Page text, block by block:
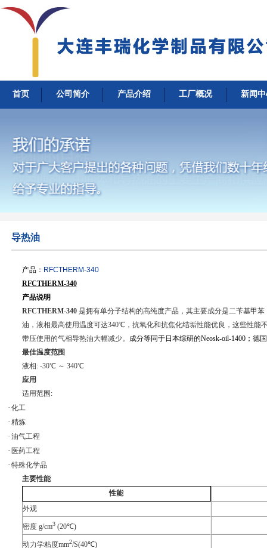
首页 公司简介 产品介绍 工厂概况 新闻
导热油
产品： RFCTHERM-340
RFCTHERM-340
产品说明
RFCTHERM-340 是拥有单分子结构的高纯度产品，其主要成分是二苄基甲
油，液相最高使用温度可达340℃，抗氧化和抗焦化结垢性能优良，这些性能
带压使用的气相导热油大幅减少。
成分等同于日本综研的Neosk-oil-1400；德
最佳温度范围
液相: -30℃ ～ 340℃
应用
适用范围 :
· 化工
· 精炼
· 油气工程
· 医药工程
· 特殊化学品
主要性能
性能
外观
密度g/cm3 (20℃)
动力学粘度mm2/S(40℃)